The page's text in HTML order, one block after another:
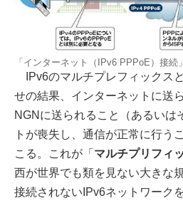
「インターネット（IPv6 PPPoE）接続
IPv6のマルチプレフィックス
せの結果、インターネットに送
NGNに送られること（あるいは
トが喪失し、通信が正常に行う
こる。これが「 マルチプリフィ
西が世界でも類を見ない大きな
接続されないIPv6ネットワーク